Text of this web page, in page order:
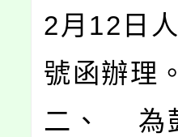
2月12日
號函辦理。
二、 為